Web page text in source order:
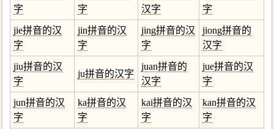
字
字
汉字
字
jie拼音的汉
字
jin拼音的汉
字
jing拼音的汉
字
jiong拼音的
汉字
jiu拼音的汉
字
ju拼音的汉字
juan拼音的
汉字
jue拼音的汉
字
jun拼音的汉
字
ka拼音的汉
字
kai拼音的汉
字
kan拼音的汉
字